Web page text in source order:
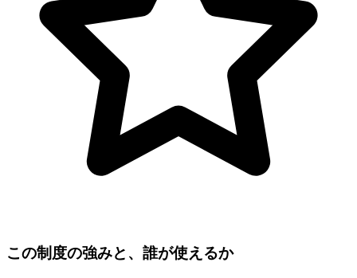
この制度の強みと、誰が使えるか